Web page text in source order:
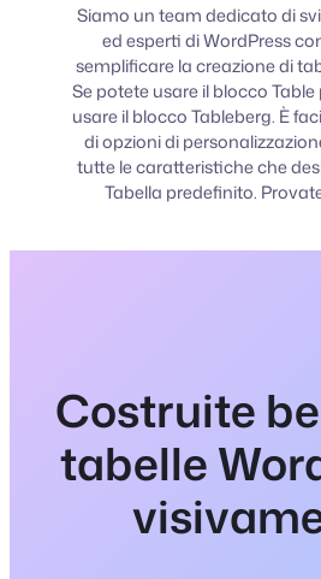
Siamo un team dedicato di
ed esperti di WordPress
semplificare la creazione di
Se potete usare il blocco
usare il blocco Tableberg. È
di opzioni di
tutte le caratteristiche che
Tabella predefinito.
Costruite
tabelle